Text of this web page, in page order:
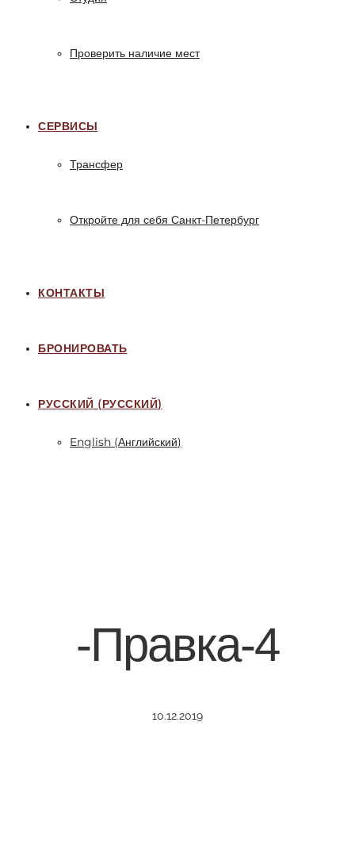
Проверить наличие мест
СЕРВИСЫ
Трансфер
Откройте для себя Санкт-Петербург
КОНТАКТЫ
БРОНИРОВАТЬ
РУССКИЙ (РУССКИЙ)
English (Английский)
-Правка-4
10.12.2019